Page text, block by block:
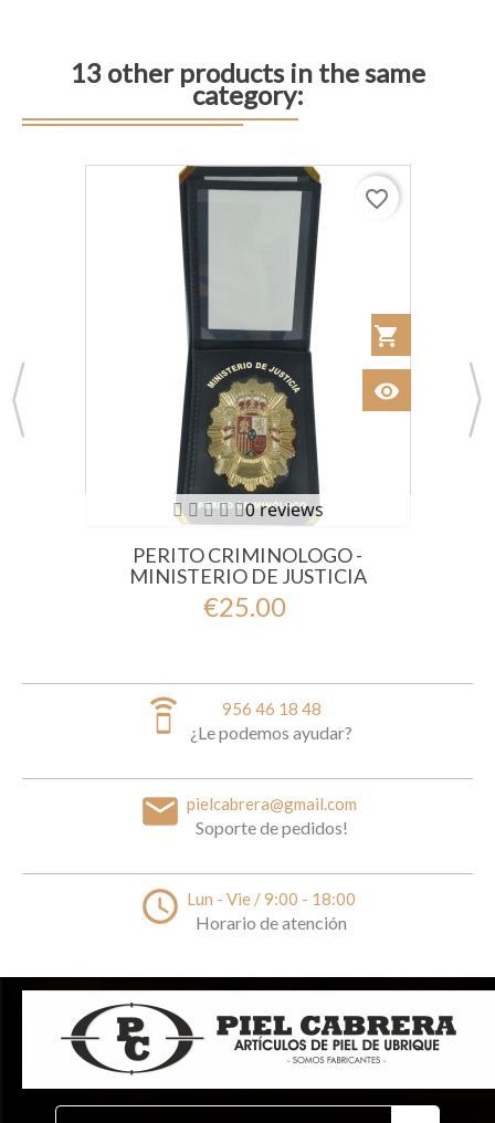
13 other products in the same
category:
0 reviews
PERITO CRIMINOLOGO -
MINISTERIO DE JUSTICIA
€25.00
shopping_cart
visibility
favorite_border
speaker_phone 956 46 18 48
¿Le podemos ayudar?
email pielcabrera@gmail.com
Soporte de pedidos!
access_time Lun - Vie / 9:00 - 18:00
Horario de atención